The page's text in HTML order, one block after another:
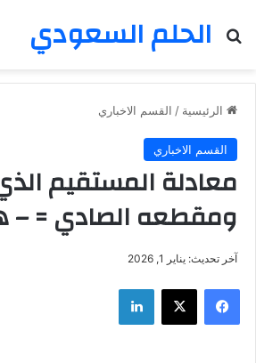
الحلم السعودي
بحث عن
الرئيسية / القسم الاخباري
القسم الاخباري
معادلة المستقيم
ومقطعه الصادي =
آخر تحديث: يناير 1, 2026
فيسبوك ‫X لينكدإن